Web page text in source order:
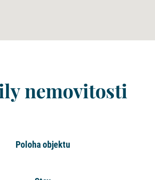
nemovitosti
Poloha objektu